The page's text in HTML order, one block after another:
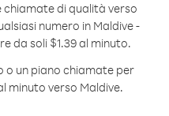
di qualità verso
numero in Maldive -
da soli $1.39 al minuto.
un piano chiamate per
minuto verso Maldive.